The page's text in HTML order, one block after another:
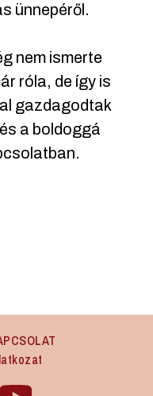
ünnepéről.
nem ismerte
róla, de így is
gazdagodtak
a boldoggá